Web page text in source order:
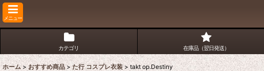
メニュー
カテゴリ 在庫品（翌日発送）
ホーム > おすすめ商品 > た行 コスプレ衣装 > takt op.Destiny